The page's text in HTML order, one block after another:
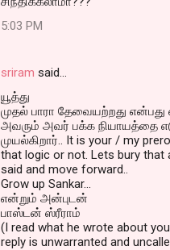
5:03 PM
sriram said…
யூத்து
முதல் பாரா தேவையற்றது என்பது
அவரும் அவர் பக்க நியாயத்தை
முயல்கிறார்.. It is your / my
that logic or not. Lets bury that
said and move forward..
Grow up Sankar...
என்றும் அன்புடன்
பாஸ்டன் ஸ்ரீராம்
(I read what he wrote about
reply is unwarranted and